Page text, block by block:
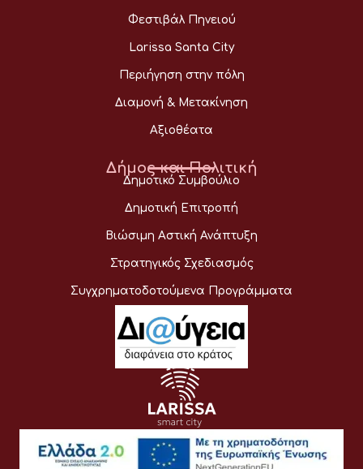
Φεστιβάλ Πηνειού
Larissa Santa City
Περιήγηση στην πόλη
Διαμονή & Μετακίνηση
Αξιοθέατα
Δήμος και Πολιτική
Δημοτικό Συμβούλιο
Δημοτική Επιτροπή
Βιώσιμη Αστική Ανάπτυξη
Στρατηγικός Σχεδιασμός
Συγχρηματοδοτούμενα Προγράμματα